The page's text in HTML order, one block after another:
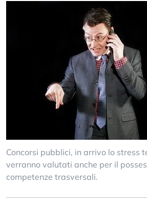
Concorsi pubblici, in arrivo lo stress
verranno valutati anche per il
competenze trasversali.